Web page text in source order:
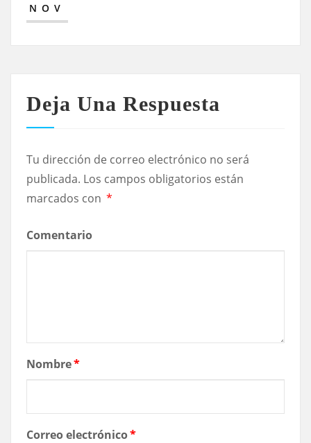
NOV
Deja Una Respuesta
Tu dirección de correo electrónico no será
publicada. Los campos obligatorios están
marcados con *
Comentario
Nombre*
Correo electrónico*